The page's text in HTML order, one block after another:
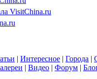
VisitChina.ru
| Интересное | Города |
| Видео | Форум |